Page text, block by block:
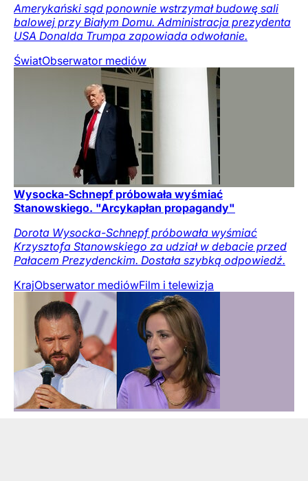
Amerykański sąd ponownie wstrzymał budowę sali
balowej przy Białym Domu. Administracja prezydenta
USA Donalda Trumpa zapowiada odwołanie.
ŚwiatObserwator mediów
Wysocka-Schnepf próbowała wyśmiać
Stanowskiego. "Arcykapłan propagandy"
Dorota Wysocka-Schnepf próbowała wyśmiać
Krzysztofa Stanowskiego za udział w debacie przed
Pałacem Prezydenckim. Dostała szybką odpowiedź.
KrajObserwator mediówFilm i telewizja